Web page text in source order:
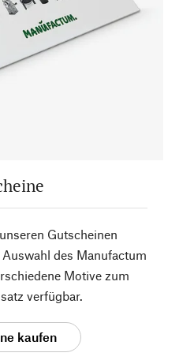
Gutscheinen
des Manufactum
Motive zum
verfügbar.
kaufen